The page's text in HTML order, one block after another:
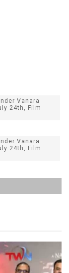
Vanara
24th, Film
Vanara
24th, Film